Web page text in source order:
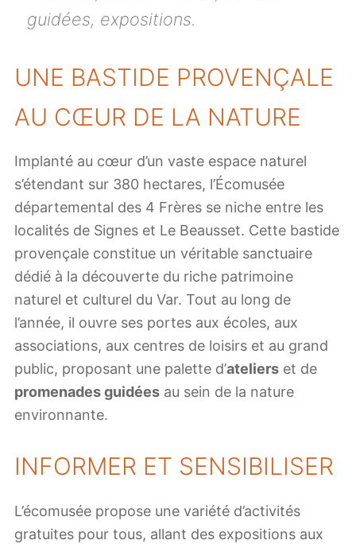
guidées, expositions.
UNE BASTIDE PROVENÇALE
AU CŒUR DE LA NATURE
Implanté au cœur d’un vaste espace naturel
s’étendant sur 380 hectares, l’Écomusée
départemental des 4 Frères se niche entre les
localités de Signes et Le Beausset. Cette bastide
provençale constitue un véritable sanctuaire
dédié à la découverte du riche patrimoine
naturel et culturel du Var. Tout au long de
l’année, il ouvre ses portes aux écoles, aux
associations, aux centres de loisirs et au grand
public, proposant une palette d’ateliers et de
promenades guidées au sein de la nature
environnante.
INFORMER ET SENSIBILISER
L’écomusée propose une variété d’activités
gratuites pour tous, allant des expositions aux